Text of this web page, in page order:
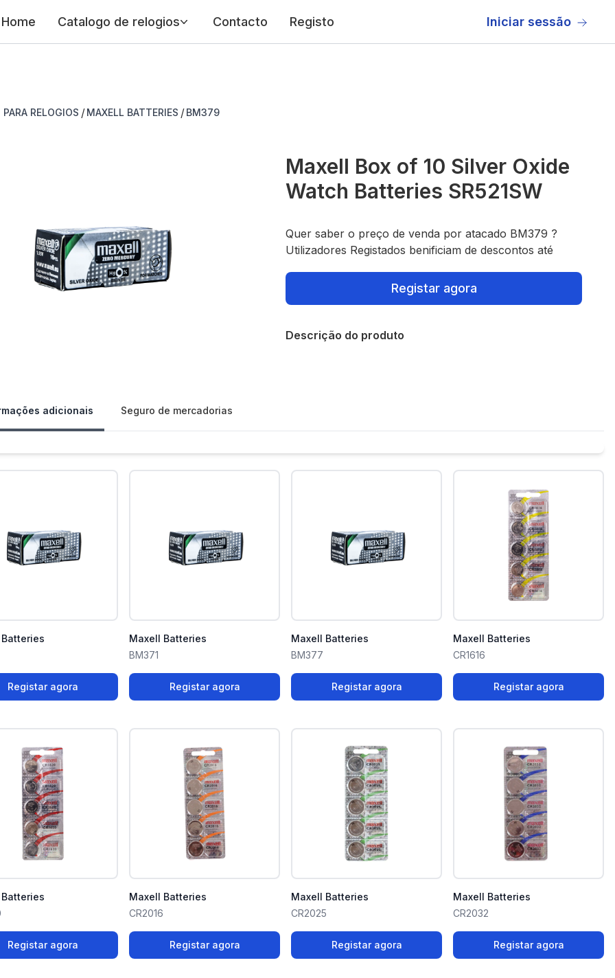
Home Catalogo de relogios Contacto Registo Iniciar sessão
RELOGIOS / MAXELL BATTERIES / BM379
Maxell Box of 10 Silver Oxide
Watch Batteries SR521SW
Quer saber o preço de venda por atacado BM379 ?
Utilizadores Registados benificiam de descontos até
Registar agora
Descrição do produto
adicionais Seguro de mercadorias
Registar agora
Maxell Batteries
BM371
Registar agora
Maxell Batteries
BM377
Registar agora
Maxell Batteries
CR1616
Registar agora
Registar agora
Maxell Batteries
CR2016
Registar agora
Maxell Batteries
CR2025
Registar agora
Maxell Batteries
CR2032
Registar agora